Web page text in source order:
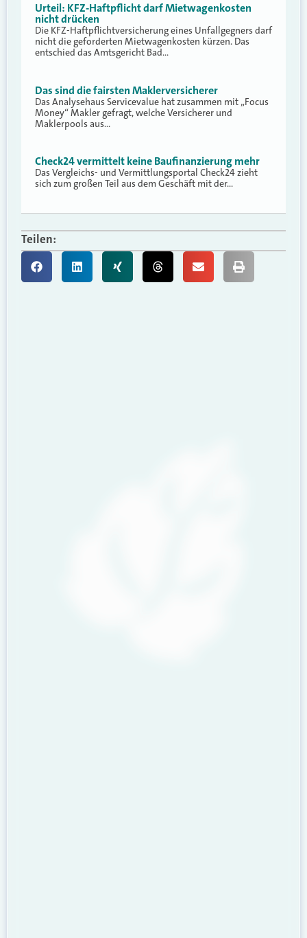
Urteil: KFZ-Haftpflicht darf Mietwagenkosten
nicht drücken
Die KFZ-Haftpflichtversicherung eines Unfallgegners darf
nicht die geforderten Mietwagenkosten kürzen. Das
entschied das Amtsgericht Bad…
Das sind die fairsten Maklerversicherer
Das Analysehaus Servicevalue hat zusammen mit „Focus
Money“ Makler gefragt, welche Versicherer und
Maklerpools aus…
Check24 vermittelt keine Baufinanzierung mehr
Das Vergleichs- und Vermittlungsportal Check24 zieht
sich zum großen Teil aus dem Geschäft mit der…
Teilen: